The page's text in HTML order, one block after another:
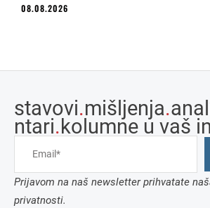
08.08.2026
stavovi.mišljenja.
ntari.kolumne u vaš
Prijavom na naš newsletter prihvatate
privatnosti.